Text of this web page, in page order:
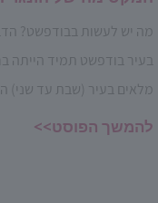
מה יש לעשות בבודפשט?
בעיר בודפשט תמיד הייתה
מלאים בעיר (שבת עד שני)
להמשך הפוסט>>